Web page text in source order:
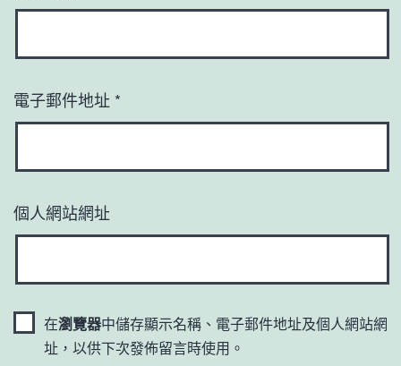
電子郵件地址 *
個人網站網址
在瀏覽器中儲存顯示名稱、電子郵件地址及個人網站網
址，以供下次發佈留言時使用。